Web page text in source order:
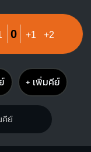
0 +1 +2
+ เพิ่มคีย์
คีย์